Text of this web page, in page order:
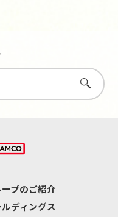
さがす
プのご紹介
ディングス